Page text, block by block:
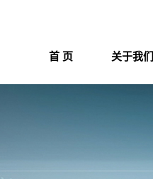
首 页 关于我们